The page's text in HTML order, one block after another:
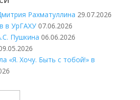
Рахматуллина 29.07.2026
в УрГАХУ 07.06.2026
Пушкина 06.06.2026
«Я. Хочу. Быть с тобой!» в